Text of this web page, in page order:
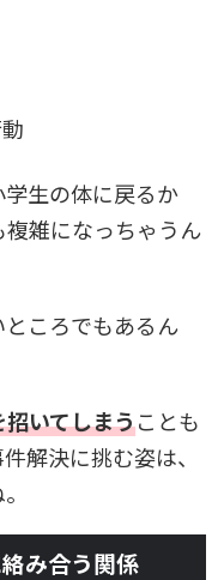
生の体に戻るか
雑になっちゃうん
ころでもあるん
いてしまうことも
解決に挑む姿は、
み合う関係